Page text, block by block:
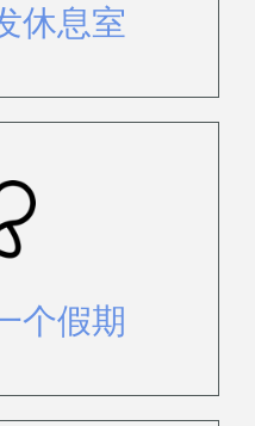
休息室
个假期
一系列免费和
品。